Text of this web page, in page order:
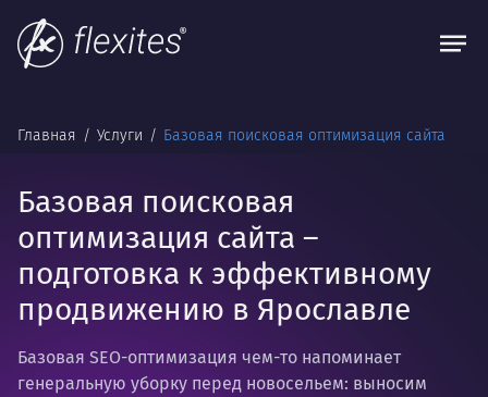
Главная Услуги Базовая поисковая оптимизация сайта
Базовая поисковая
оптимизация сайта –
подготовка к эффективному
продвижению в Ярославле
Базовая SEO-оптимизация чем-то напоминает
генеральную уборку перед новосельем: выносим